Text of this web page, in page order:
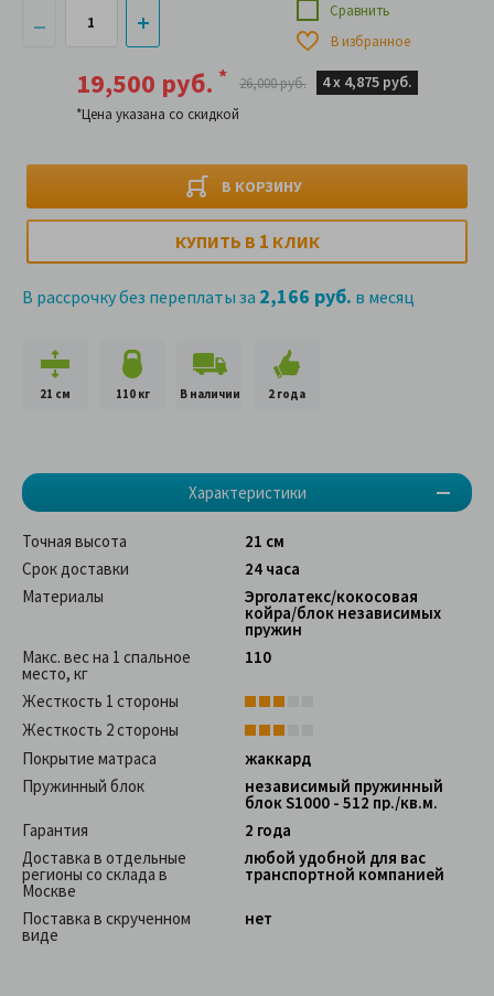
19,500 руб. *
*Цена указана со скидкой
26,000 руб. 4 х 4,875 руб.
В КОРЗИНУ
Сравнить
В избранное
КУПИТЬ В 1 КЛИК
В рассрочку без переплаты за 2,166 руб. в месяц
21 см 110 кг В наличии 2 года
Характеристики
Точная высота
21 см
Срок доставки
24 часа
Материалы
Эрголатекс/кокосовая
койра/блок независимых
пружин
Макс. вес на 1 спальное
место, кг
110
Жесткость 1 стороны
Жесткость 2 стороны
Покрытие матраса
жаккард
Пружинный блок
независимый пружинный
блок S1000 - 512 пр./кв.м.
Гарантия
2 года
Доставка в отдельные
регионы со склада в
Москве
любой удобной для вас
транспортной компанией
Поставка в скрученном
виде
нет